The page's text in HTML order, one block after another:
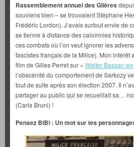
Rassemblement annuel des Glières
souviens bien – se trouvaient Stéphane
Frédéric Lordon). J’avais surtout envie de
se tienne à distance des calomnies
ces combats où l’on veut ignorer les
fascistes français de la Milice). Mon intérêt
film de Gilles Perret sur « Walter Bassan
l’obscénité du comportement de Sarkozy
tout de suite après son élection 2007. Il
partager au public qui se recueillait sa…
(Carla Bruni) !
Pensez BiBi : Un mot sur tes